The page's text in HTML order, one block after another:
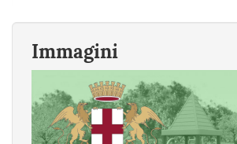
Immagini